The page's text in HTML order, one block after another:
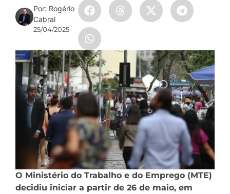
Por: Rogério
Cabral
25/04/2025
O Ministério do Trabalho e do Emprego (MTE)
decidiu iniciar a partir de 26 de maio, em